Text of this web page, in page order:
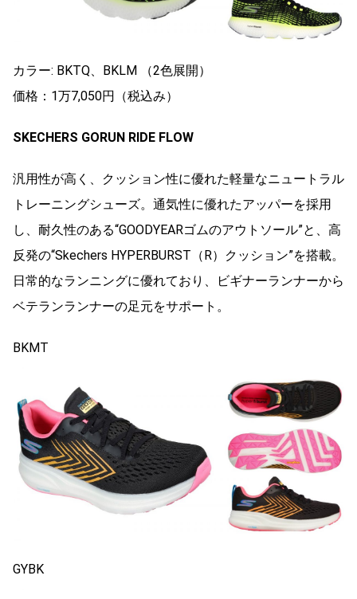
カラー: BKTQ、BKLM （2色展開）
価格：1万7,050円（税込み）
SKECHERS GORUN RIDE FLOW
汎用性が高く、クッション性に優れた軽量なニュートラル
トレーニングシューズ。通気性に優れたアッパーを採用
し、耐久性のある“GOODYEARゴムのアウトソール”と、高
反発の“Skechers HYPERBURST（R）クッション”を搭載。
日常的なランニングに優れており、ビギナーランナーから
ベテランランナーの足元をサポート。
BKMT
GYBK